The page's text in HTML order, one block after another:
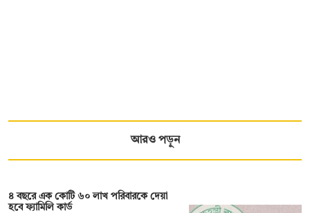
আরও পড়ুন
৪ বছরে এক কোটি ৬০ লাখ পরিবারকে দেয়া
হবে ফ্যামিলি কার্ড